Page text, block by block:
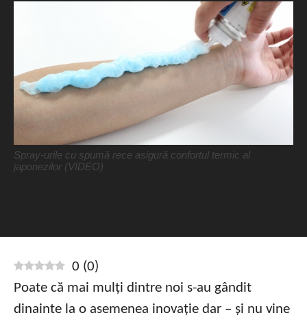
Spray-urile cu spumă rece asigură confortul termic al
japonezilor (VIDEO)
0 (0)
Poate că mai mulți dintre noi s-au gândit
dinainte la o asemenea inovație dar – și nu vine